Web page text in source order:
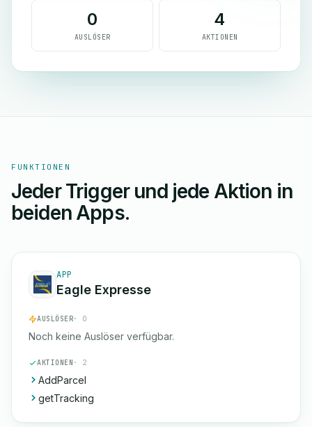
0
AUSLÖSER
4
AKTIONEN
FUNKTIONEN
Jeder Trigger und jede Aktion in
beiden Apps.
APP
Eagle Expresse
AUSLÖSER· 0
Noch keine Auslöser verfügbar.
AKTIONEN · 2
AddParcel
getTracking